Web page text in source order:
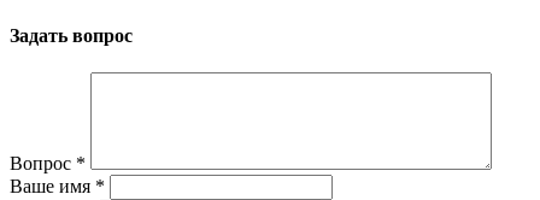
Задать вопрос
Вопрос *
Ваше имя *